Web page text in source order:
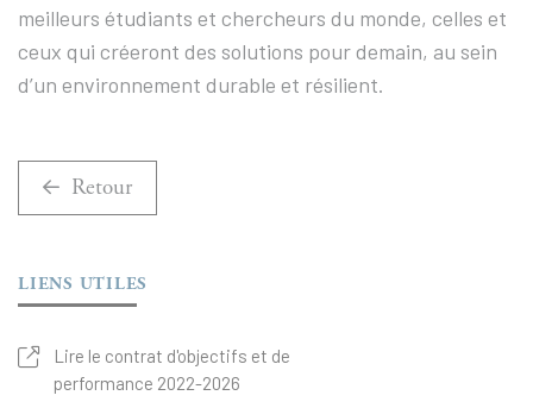
LIENS UTILES
Lire le contrat d'objectifs et de
performance 2022-2026
meilleurs étudiants et chercheurs du monde, celles et
ceux qui créeront des solutions pour demain, au sein
d’un environnement durable et résilient.
Retour